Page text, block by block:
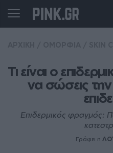
Τι είναι ο
να σώσεις
Επιδερμικός φραγμός:
Γράφει η